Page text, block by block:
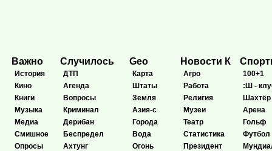
Важно
История
Кино
Книги
Музыка
Медиа
Смишное
Опросы
Случилось
ДТП
Агенда
Вопросы
Криминал
Дерибан
Беспредел
Ахтунг
Geo
Карта
Штаты
Земля
Азия-с
Города
Вода
Огонь
Новости К
Агро
Работа
Религия
Музеи
Театр
Статистика
Президент
100+1
:Ш -
Шахтёр
Арена
Гольф
Футбол